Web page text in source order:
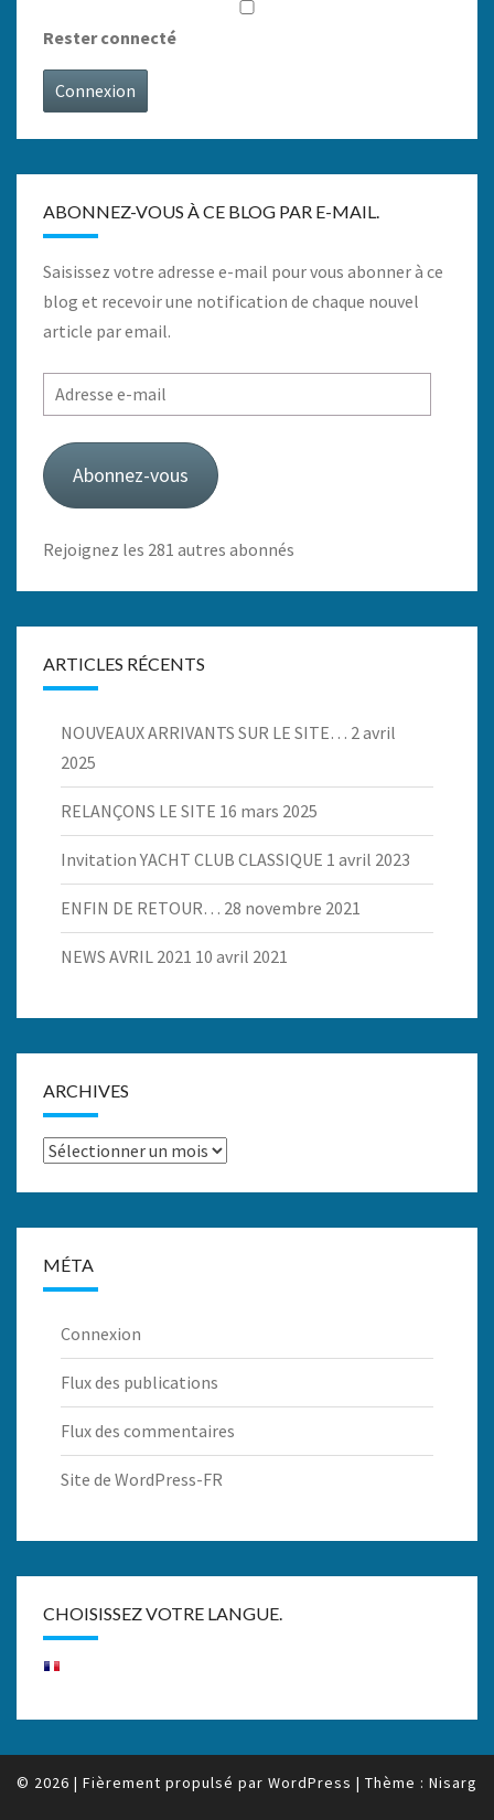
Rester connecté
Connexion
ABONNEZ-VOUS À CE BLOG PAR E-MAIL.
Saisissez votre adresse e-mail pour vous abonner à ce
blog et recevoir une notification de chaque nouvel
article par email.
Adresse
e-
mail
Abonnez-vous
Rejoignez les 281 autres abonnés
ARTICLES RÉCENTS
NOUVEAUX ARRIVANTS SUR LE SITE… 2 avril
2025
RELANÇONS LE SITE 16 mars 2025
Invitation YACHT CLUB CLASSIQUE 1 avril 2023
ENFIN DE RETOUR… 28 novembre 2021
NEWS AVRIL 2021 10 avril 2021
ARCHIVES
Archives
MÉTA
Connexion
Flux des publications
Flux des commentaires
Site de WordPress-FR
CHOISISSEZ VOTRE LANGUE.
© 2026 | Fièrement propulsé par WordPress | Thème : Nisarg